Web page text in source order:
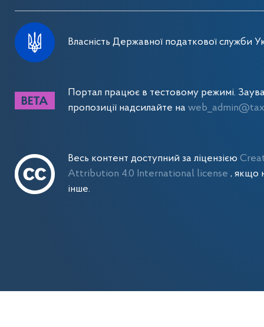
Власність Державної податкової служби
Портал працює в тестовому режимі.
пропозиції надсилайте на
Весь контент доступний за ліцензією
Attribution 4.0 International license , якщо
інше.